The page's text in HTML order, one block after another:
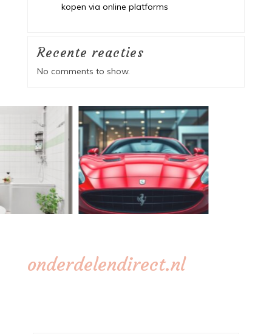
kopen via online platforms
Recente reacties
No comments to show.
onderdelendirect.nl